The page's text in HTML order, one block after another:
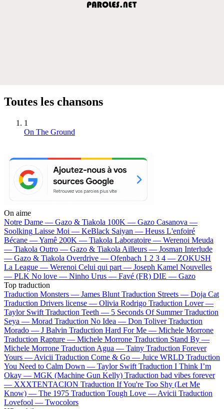
Toutes les chansons
1
On The Ground
On aime
Notre Dame — Gazo & Tiakola 100K — Gazo Casanova —
Soolking Laisse Moi — KeBlack Saiyan — Heuss L'enfoiré
Bécane —Yamê 200K — Tiakola Laboratoire — Werenoi Meuda
— Tiakola Outro — Gazo & Tiakola Ailleurs — Josman Interlude
— Gazo & Tiakola Overdrive — Ofenbach 1 2 3 4 — ZOKUSH
La League — Werenoi Celui qui part — Joseph Kamel Nouvelles
— PLK No love — Ninho Urus — Favé (FR) DIE — Gazo
Top traduction
Traduction Monsters — James Blunt Traduction Streets — Doja Cat
Traduction Drivers license — Olivia Rodrigo Traduction Lover —
Taylor Swift Traduction Teeth — 5 Seconds Of Summer Traduction
Seya — Morad Traduction No Idea — Don Toliver Traduction
Morado — J Balvin Traduction Hard For Me — Michele Morrone
Traduction Rapture — Michele Morrone Traduction Stand By —
Michele Morrone Traduction Agua — Tainy Traduction Forever
Yours — Avicii Traduction Come & Go — Juice WRLD Traduction
You Need to Calm Down — Taylor Swift Traduction I Think I’m
Okay — MGK (Machine Gun Kelly) Traduction bad vibes forever
— XXXTENTACION Traduction If You're Too Shy (Let Me
Know) — The 1975 Traduction Tough Love — Avicii Traduction
Lovefool — Twocolors